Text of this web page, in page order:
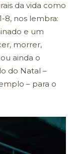
da vida como
8, nos lembra:
e um
morrer,
ainda o
do Natal –
– para o